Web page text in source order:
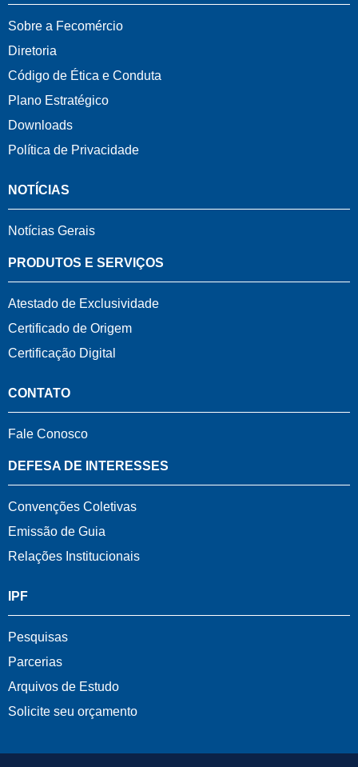
Sobre a Fecomércio
Diretoria
Código de Ética e Conduta
Plano Estratégico
Downloads
Política de Privacidade
NOTÍCIAS
Notícias Gerais
PRODUTOS E SERVIÇOS
Atestado de Exclusividade
Certificado de Origem
Certificação Digital
CONTATO
Fale Conosco
DEFESA DE INTERESSES
Convenções Coletivas
Emissão de Guia
Relações Institucionais
IPF
Pesquisas
Parcerias
Arquivos de Estudo
Solicite seu orçamento